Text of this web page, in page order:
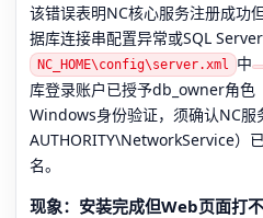
该错误表明NC核心服务注册成功
据库连接串配置异常或SQL
NC_HOME\config\server.xml 中
库登录账户已授予db_owner角
Windows身份验证，须确认NC服
AUTHORITY\NetworkService）
名。
现象：安装完成但Web页面打